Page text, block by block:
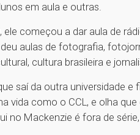
em aula e outras.
ele começou a dar aula de
aulas de fotografia,
cultura brasileira e
saí da outra universidade
vida como o CCL, e olha
no Mackenzie é fora de